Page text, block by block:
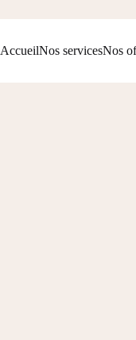
AccueilNos servicesNos